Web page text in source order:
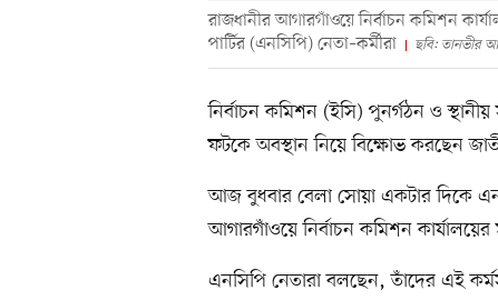
রাজধানীর আগারগাঁওয়ে নির্বাচন কমিশন
পার্টির (এনসিপি) নেতা–কর্মীরা
ছবি: তানভীর
নির্বাচন কমিশন (ইসি) পুনর্গঠন ও
ফটকে অবস্থান নিয়ে বিক্ষোভ করছেন
আজ বুধবার বেলা সোয়া একটার দিকে
আগারগাঁওয়ে নির্বাচন কমিশন
এনসিপি নেতারা বলছেন, তাঁদের এই